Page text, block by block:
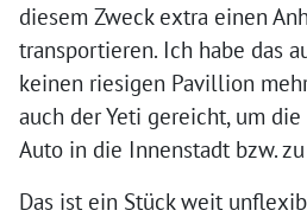
diesem Zweck extra einen
transportieren. Ich habe das
keinen riesigen Pavillion
auch der Yeti gereicht, um
Auto in die Innenstadt bzw.
Das ist ein Stück weit